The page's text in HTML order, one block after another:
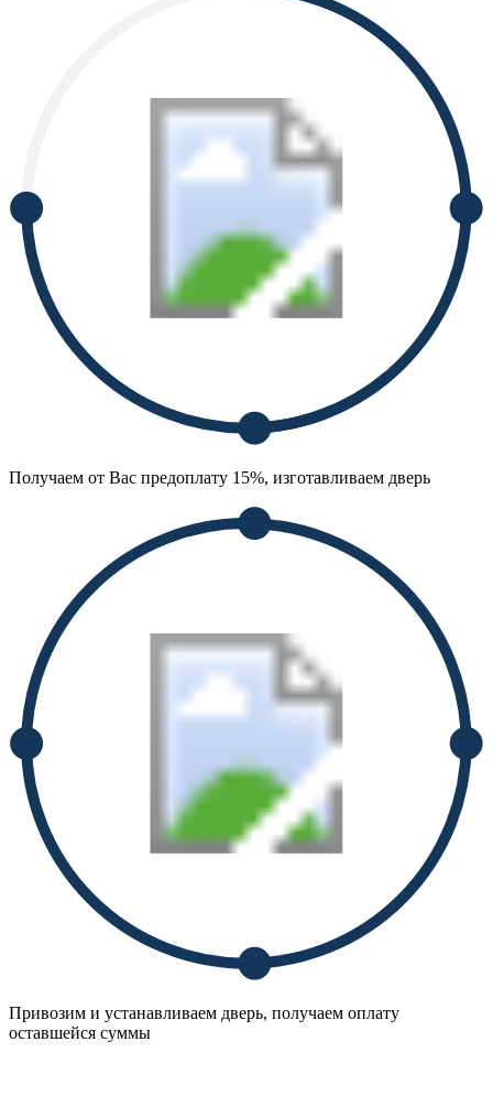
Получаем от Вас предоплату 15%, изготавливаем дверь
Привозим и устанавливаем дверь, получаем оплату
оставшейся суммы